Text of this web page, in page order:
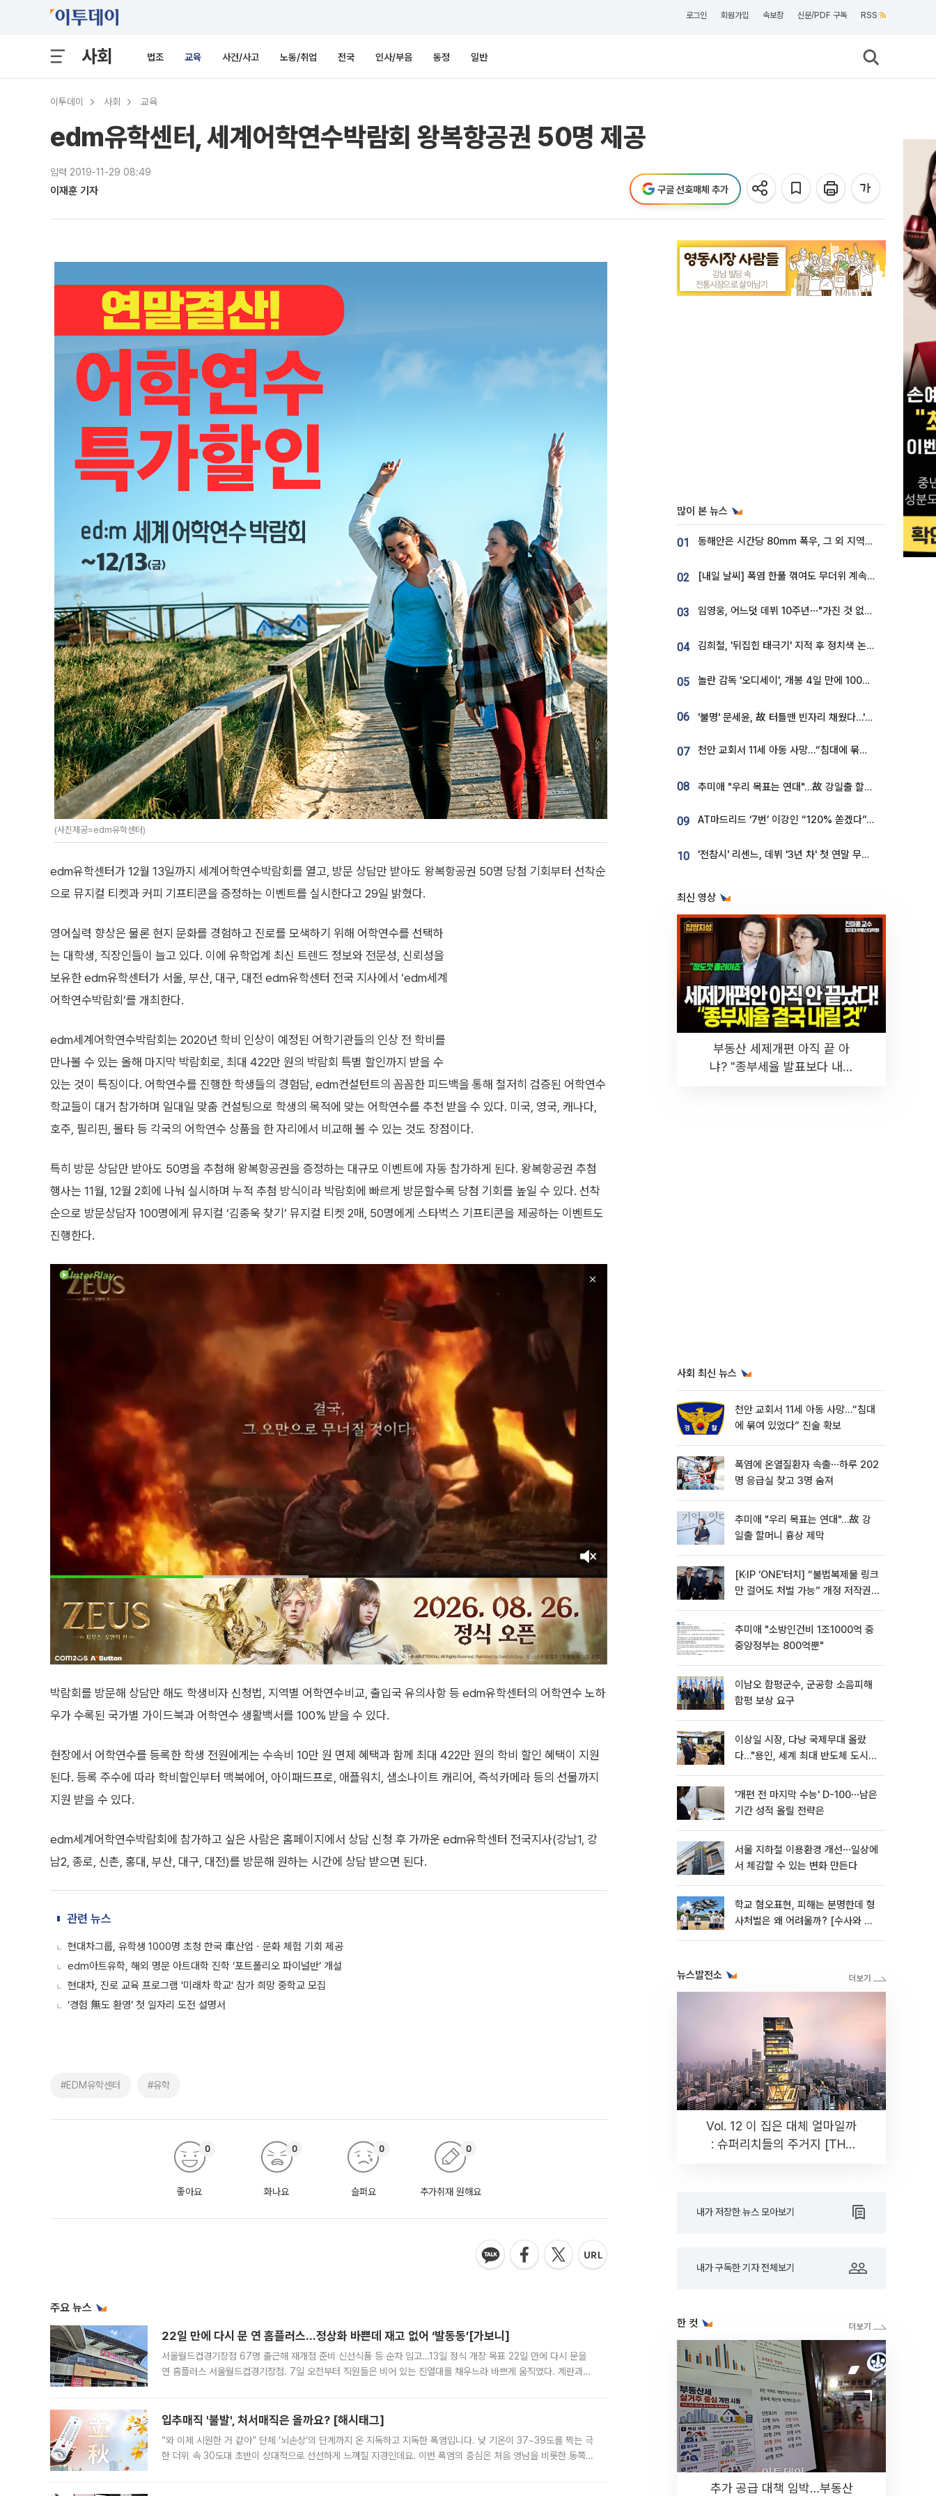
로그인 회원가입 속보창 신문/PDF 구독 RSS
사회 법조 교육 사건/사고 노동/취업 전국 인사/부음 동정 일반
이투데이 사회 교육
edm유학센터, 세계어학연수박람회 왕복항공권 50명 제공
입력 2019-11-29 08:49
이재훈 기자 구글 선호매체 추가
(사진제공=edm유학센터)
edm유학센터가 12월 13일까지 세계어학연수박람회를 열고, 방문 상담만 받아도 왕복항공권 50명 당첨 기회부터 선착순
으로 뮤지컬 티켓과 커피 기프티콘을 증정하는 이벤트를 실시한다고 29일 밝혔다.
영어실력 향상은 물론 현지 문화를 경험하고 진로를 모색하기 위해 어학연수를 선택하
는 대학생, 직장인들이 늘고 있다. 이에 유학업계 최신 트렌드 정보와 전문성, 신뢰성을
보유한 edm유학센터가 서울, 부산, 대구, 대전 edm유학센터 전국 지사에서 ‘edm세계
어학연수박람회’를 개최한다.
edm세계어학연수박람회는 2020년 학비 인상이 예정된 어학기관들의 인상 전 학비를
만나볼 수 있는 올해 마지막 박람회로, 최대 422만 원의 박람회 특별 할인까지 받을 수
있는 것이 특징이다. 어학연수를 진행한 학생들의 경험담, edm컨설턴트의 꼼꼼한 피드백을 통해 철저히 검증된 어학연수
학교들이 대거 참가하며 일대일 맞춤 컨설팅으로 학생의 목적에 맞는 어학연수를 추천 받을 수 있다. 미국, 영국, 캐나다,
호주, 필리핀, 몰타 등 각국의 어학연수 상품을 한 자리에서 비교해 볼 수 있는 것도 장점이다.
특히 방문 상담만 받아도 50명을 추첨해 왕복항공권을 증정하는 대규모 이벤트에 자동 참가하게 된다. 왕복항공권 추첨
행사는 11월, 12월 2회에 나눠 실시하며 누적 추첨 방식이라 박람회에 빠르게 방문할수록 당첨 기회를 높일 수 있다. 선착
순으로 방문상담자 100명에게 뮤지컬 ‘김종욱 찾기’ 뮤지컬 티켓 2매, 50명에게 스타벅스 기프티콘을 제공하는 이벤트도
진행한다.
박람회를 방문해 상담만 해도 학생비자 신청법, 지역별 어학연수비교, 출입국 유의사항 등 edm유학센터의 어학연수 노하
우가 수록된 국가별 가이드북과 어학연수 생활백서를 100% 받을 수 있다.
현장에서 어학연수를 등록한 학생 전원에게는 수속비 10만 원 면제 혜택과 함께 최대 422만 원의 학비 할인 혜택이 지원
된다. 등록 주수에 따라 학비할인부터 맥북에어, 아이패드프로, 애플워치, 샘소나이트 캐리어, 즉석카메라 등의 선물까지
지원 받을 수 있다.
edm세계어학연수박람회에 참가하고 싶은 사람은 홈페이지에서 상담 신청 후 가까운 edm유학센터 전국지사(강남1, 강
남2, 종로, 신촌, 홍대, 부산, 대구, 대전)를 방문해 원하는 시간에 상담 받으면 된다.
관련 뉴스
현대차그룹, 유학생 1000명 초청 한국 車산업ㆍ문화 체험 기회 제공
edm아트유학, 해외 명문 아트대학 진학 ‘포트폴리오 파이널반’ 개설
현대차, 진로 교육 프로그램 '미래차 학교' 참가 희망 중학교 모집
‘경험 無도 환영’ 첫 일자리 도전 설명서
#EDM유학센터 #유학
좋아요
0
화나요
0
슬퍼요
0
추가취재 원해요
0
주요 뉴스
22일 만에 다시 문 연 홈플러스…정상화 바쁜데 재고 없어 ‘발동동’[가보니]
서울월드컵경기장점 67명 출근해 재개점 준비 신선식품 등 순차 입고…13일 정식 개장 목표 22일 만에 다시 문을
연 홈플러스 서울월드컵경기장점. 7일 오전부터 직원들은 비어 있는 진열대를 채우느라 바쁘게 움직였다. 계란과
입추매직 '불발', 처서매직은 올까요? [해시태그]
“와 이제 시원한 거 같아” 단체 ‘뇌손상’의 단계까지 온 지독하고 지독한 폭염입니다. 낮 기온이 37~39도를 찍는 극
한 더위 속 30도대 초반이 상대적으로 선선하게 느껴질 지경인데요. 이번 폭염의 중심은 처음 영남을 비롯한 동쪽
많이 본 뉴스
01 동해안은 시간당 80㎜ 폭우, 그 외 지역은 폭염…‘극과 극 날씨’
02 [내일 날씨] 폭염 한풀 꺾여도 무더위 계속⋯동해안 이틀 연속 비
03 임영웅, 어느덧 데뷔 10주년⋯"가진 것 없던 시절, 내 앞엔 20명의 팬뿐"
04 김희철, '뒤집힌 태극기' 지적 후 정치색 논란…"좌우 떠나 우리나라 국기"
05 놀란 감독 '오디세이', 개봉 4일 만에 100만 돌파⋯'왕사남' 보다 빠르다
06 '불명' 문세윤, 故 터틀맨 빈자리 채웠다…'거북이' 눈물의 최종 우승
07 천안 교회서 11세 아동 사망…“침대에 묶여 있었다” 진술 확보
08 추미애 "우리 목표는 연대"…故 강일출 할머니 흉상 제막
09 AT마드리드 ‘7번’ 이강인 “120% 쏟겠다”⋯시메오네 감독 “필요한 선수”
10 '전참시' 리센느, 데뷔 '3년 차' 첫 연말 무대 오른다⋯"그동안 섭외 안 와"
최신 영상
부동산 세제개편 아직 끝 아
냐? "종부세율 발표보다 내릴
사회 최신 뉴스
천안 교회서 11세 아동 사망…“침대
에 묶여 있었다” 진술 확보
폭염에 온열질환자 속출⋯하루 202
명 응급실 찾고 3명 숨져
추미애 "우리 목표는 연대"…故 강
일출 할머니 흉상 제막
[K·IP ‘ONE’터치] “불법복제물 링크
만 걸어도 처벌 가능” 개정 저작권
추미애 "소방인건비 1조1000억 중
중앙정부는 800억뿐"
이남오 함평군수, 군공항 소음피해
함평 보상 요구
이상일 시장, 다낭 국제무대 올랐
다…"용인, 세계 최대 반도체 도시
'개편 전 마지막 수능' D-100⋯남은
기간 성적 올릴 전략은
서울 지하철 이용환경 개선⋯일상에
서 체감할 수 있는 변화 만든다
학교 혐오표현, 피해는 분명한데 형
사처벌은 왜 어려울까? [수사와 재
뉴스발전소
Vol. 12 이 집은 대체 얼마일까
: 슈퍼리치들의 주거지 [THE
내가 저장한 뉴스 모아보기
내가 구독한 기자 전체보기
한 컷
추가 공급 대책 임박…부동산